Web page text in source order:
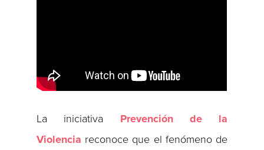
La iniciativa Prevención de la
Violencia reconoce que el fenómeno de